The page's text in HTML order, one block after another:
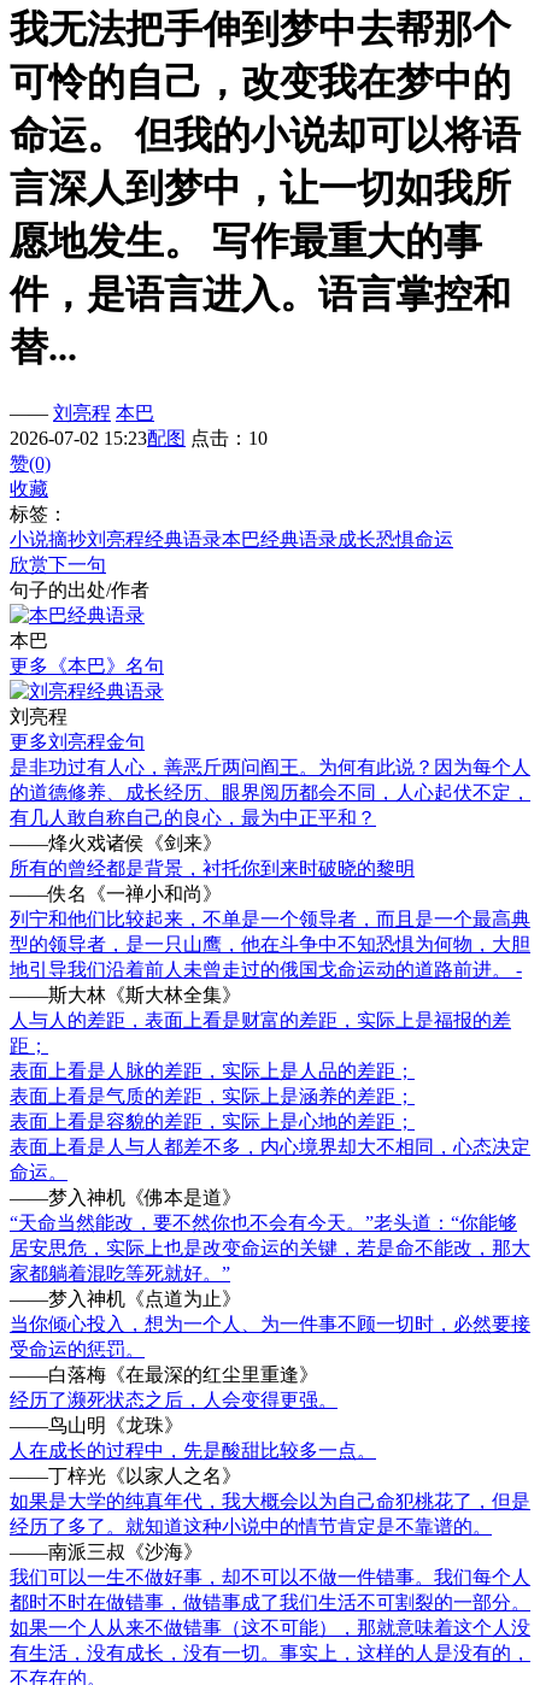
我无法把手伸到梦中去帮那个
可怜的自己，改变我在梦中的
命运。 但我的小说却可以将语
言深人到梦中，让一切如我所
愿地发生。 写作最重大的事
件，是语言进入。语言掌控和
替...
—— 刘亮程 本巴
2026-07-02 15:23配图 点击：10
赞(0)
收藏
标签：
小说摘抄刘亮程经典语录本巴经典语录成长恐惧命运
欣赏下一句
句子的出处/作者
本巴
更多《本巴》名句
刘亮程
更多刘亮程金句
是非功过有人心，善恶斤两问阎王。为何有此说？因为每个人
的道德修养、成长经历、眼界阅历都会不同，人心起伏不定，
有几人敢自称自己的良心，最为中正平和？
——烽火戏诸侯《剑来》
所有的曾经都是背景，衬托你到来时破晓的黎明
——佚名《一禅小和尚》
列宁和他们比较起来，不单是一个领导者，而且是一个最高典
型的领导者，是一只山鹰，他在斗争中不知恐惧为何物，大胆
地引导我们沿着前人未曾走过的俄国戈命运动的道路前进。 -
——斯大林《斯大林全集》
人与人的差距，表面上看是财富的差距，实际上是福报的差
距；
表面上看是人脉的差距，实际上是人品的差距；
表面上看是气质的差距，实际上是涵养的差距；
表面上看是容貌的差距，实际上是心地的差距；
表面上看是人与人都差不多，内心境界却大不相同，心态决定
命运。
——梦入神机《佛本是道》
“天命当然能改，要不然你也不会有今天。”老头道：“你能够
居安思危，实际上也是改变命运的关键，若是命不能改，那大
家都躺着混吃等死就好。”
——梦入神机《点道为止》
当你倾心投入，想为一个人、为一件事不顾一切时，必然要接
受命运的惩罚。
——白落梅《在最深的红尘里重逢》
经历了濒死状态之后，人会变得更强。
——鸟山明《龙珠》
人在成长的过程中，先是酸甜比较多一点。
——丁梓光《以家人之名》
如果是大学的纯真年代，我大概会以为自己命犯桃花了，但是
经历了多了。就知道这种小说中的情节肯定是不靠谱的。
——南派三叔《沙海》
我们可以一生不做好事，却不可以不做一件错事。我们每个人
都时不时在做错事，做错事成了我们生活不可割裂的一部分。
如果一个人从来不做错事（这不可能），那就意味着这个人没
有生活，没有成长，没有一切。事实上，这样的人是没有的，
不存在的。